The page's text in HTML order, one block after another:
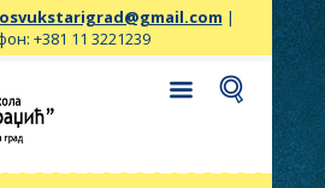
osvukstarigrad@gmail.com |
+381 11 3221239